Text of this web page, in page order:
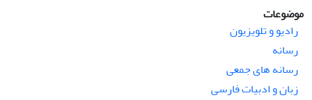
موضوعات
رادیو و تلویزیون
رسانه
رسانه های جمعی
زبان و ادبیات فارسی